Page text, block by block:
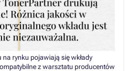
rynku pojawiają się wkłady
z warsztatu producentów